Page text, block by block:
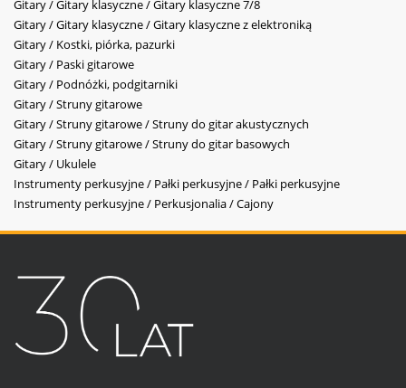
Gitary / Gitary klasyczne / Gitary klasyczne 7/8
Gitary / Gitary klasyczne / Gitary klasyczne z elektroniką
Gitary / Kostki, piórka, pazurki
Gitary / Paski gitarowe
Gitary / Podnóżki, podgitarniki
Gitary / Struny gitarowe
Gitary / Struny gitarowe / Struny do gitar akustycznych
Gitary / Struny gitarowe / Struny do gitar basowych
Gitary / Ukulele
Instrumenty perkusyjne / Pałki perkusyjne / Pałki perkusyjne
Instrumenty perkusyjne / Perkusjonalia / Cajony